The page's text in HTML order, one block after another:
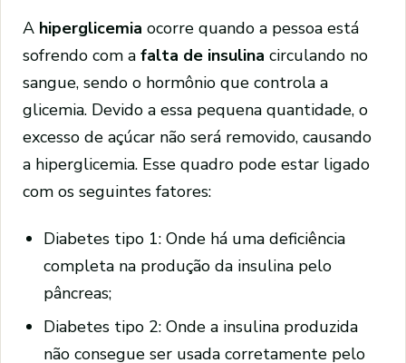
A hiperglicemia ocorre quando a pessoa está
sofrendo com a falta de insulina circulando no
sangue, sendo o hormônio que controla a
glicemia. Devido a essa pequena quantidade, o
excesso de açúcar não será removido, causando
a hiperglicemia. Esse quadro pode estar ligado
com os seguintes fatores:
Diabetes tipo 1: Onde há uma deficiência
completa na produção da insulina pelo
pâncreas;
Diabetes tipo 2: Onde a insulina produzida
não consegue ser usada corretamente pelo